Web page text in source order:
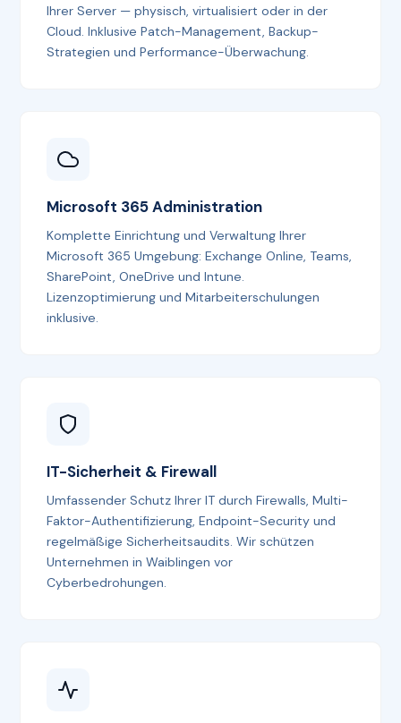
Ihrer Server — physisch, virtualisiert oder in der
Cloud. Inklusive Patch-Management, Backup-
Strategien und Performance-Überwachung.
Microsoft 365 Administration
Komplette Einrichtung und Verwaltung Ihrer
Microsoft 365 Umgebung: Exchange Online, Teams,
SharePoint, OneDrive und Intune.
Lizenzoptimierung und Mitarbeiterschulungen
inklusive.
IT-Sicherheit & Firewall
Umfassender Schutz Ihrer IT durch Firewalls, Multi-
Faktor-Authentifizierung, Endpoint-Security und
regelmäßige Sicherheitsaudits. Wir schützen
Unternehmen in Waiblingen vor
Cyberbedrohungen.